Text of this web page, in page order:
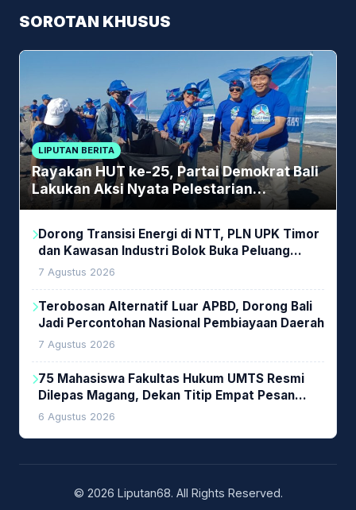
SOROTAN KHUSUS
LIPUTAN BERITA
Rayakan HUT ke-25, Partai Demokrat Bali
Lakukan Aksi Nyata Pelestarian
Lingkungan
Dorong Transisi Energi di NTT, PLN UPK Timor
dan Kawasan Industri Bolok Buka Peluang
Investasi Woodchip untuk Cofiring PLTU Bolok
7 Agustus 2026
Terobosan Alternatif Luar APBD, Dorong Bali
Jadi Percontohan Nasional Pembiayaan Daerah
7 Agustus 2026
75 Mahasiswa Fakultas Hukum UMTS Resmi
Dilepas Magang, Dekan Titip Empat Pesan
Penting
6 Agustus 2026
© 2026 Liputan68. All Rights Reserved.